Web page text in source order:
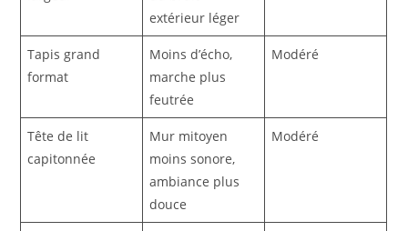
extérieur léger
Tapis grand
format
Moins d’écho,
marche plus
feutrée
Modéré
Tête de lit
capitonnée
Mur mitoyen
moins sonore,
ambiance plus
douce
Modéré